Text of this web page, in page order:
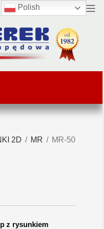
2D MR MR-50
z rysunkiem
Polish